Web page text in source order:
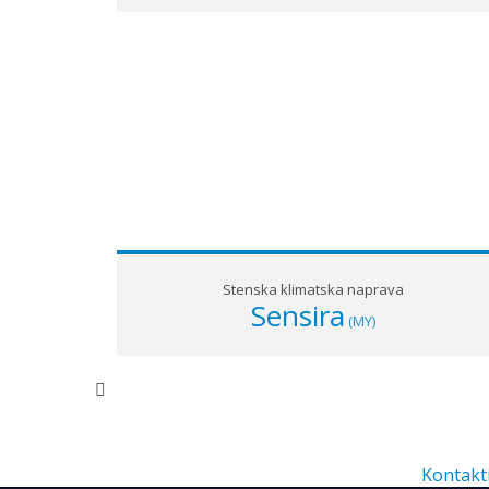
Stenska klimatska naprava
Sensira (MY)